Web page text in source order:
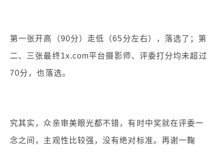
第一张开高（90分）走低（65分左右），落选了；第
二、三张最终1x.com平台摄影师、评委打分均未超过
70分，也落选。
究其实，众亲审美眼光都不错，有时中奖就在评委一
念之间，主观性比较强，没有绝对标准。再谢一鞠